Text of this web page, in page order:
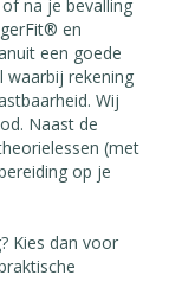
na je bevalling
en
een goede
waarbij rekening
Wij
Naast de
(met
op je
Kies dan voor